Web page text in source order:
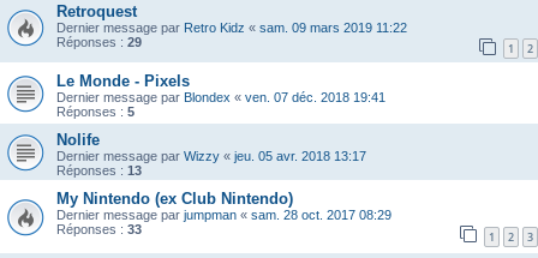
Retroquest
Dernier message par Retro Kidz « sam. 09 mars 2019 11:22
Réponses : 29 1 2
Le Monde - Pixels
Dernier message par Blondex « ven. 07 déc. 2018 19:41
Réponses : 5
Nolife
Dernier message par Wizzy « jeu. 05 avr. 2018 13:17
Réponses : 13
My Nintendo (ex Club Nintendo)
Dernier message par jumpman « sam. 28 oct. 2017 08:29
Réponses : 33 1 2 3